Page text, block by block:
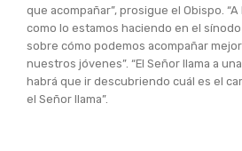
que acompañar”, prosigue el Obispo. “A
como lo estamos haciendo en el
sobre cómo podemos acompañar
nuestros jóvenes”. “El Señor llama a
habrá que ir descubriendo cuál es el
el Señor llama”.